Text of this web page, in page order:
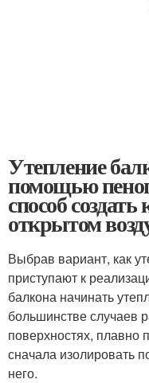
Утепление
помощью
способ
открытом
Выбрав вариант, как
приступают к
балкона начинать
большинстве случаев
поверхностях, плавно
сначала изолировать
него.